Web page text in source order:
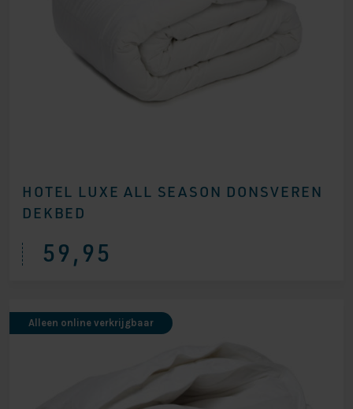
HOTEL LUXE ALL SEASON DONSVEREN
DEKBED
59,95
Alleen online verkrijgbaar